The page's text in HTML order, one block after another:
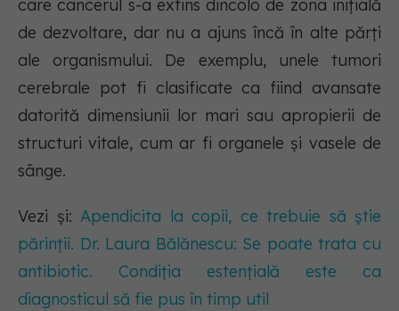
care cancerul s-a extins dincolo de zona inițială
de dezvoltare, dar nu a ajuns încă în alte părți
ale organismului. De exemplu, unele tumori
cerebrale pot fi clasificate ca fiind avansate
datorită dimensiunii lor mari sau apropierii de
structuri vitale, cum ar fi organele și vasele de
sânge.
Vezi și: Apendicita la copii, ce trebuie să știe
părinții. Dr. Laura Bălănescu: Se poate trata cu
antibiotic. Condiția estențială este ca
diagnosticul să fie pus în timp util